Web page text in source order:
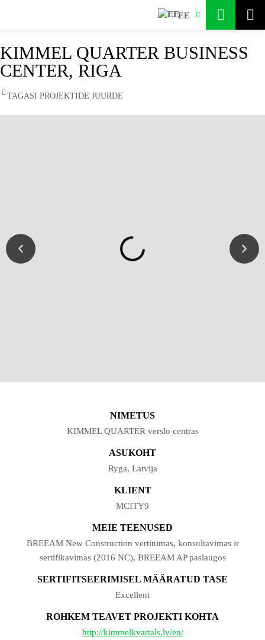
EE
KIMMEL QUARTER BUSINESS
CENTER, RIGA
TAGASI PROJEKTIDE JUURDE
NIMETUS
KIMMEL QUARTER verslo centras
ASUKOHT
Ryga, Latvija
KLIENT
MCITY9
MEIE TEENUSED
BREEAM New Construction vertinimas, konsultavimas ir
sertifikavimas (2016 NC), BREEAM AP paslaugos
SERTIFITSEERIMISEL MÄÄRATUD TASE
Excellent
ROHKEM TEAVET PROJEKTI KOHTA
http://kimmelkvartals.lv/en/